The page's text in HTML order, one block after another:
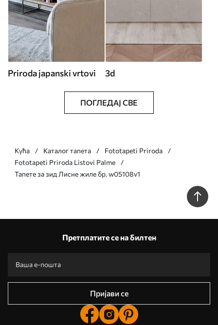
Priroda japanski vrtovi 3d
ПОГЛЕДАЈ СВЕ
Кућа Каталог тапета
Fototapeti Priroda
Fototapeti Priroda Listovi Palme
Тапете за зид Лисне жиле бр. w05108v1
Претплатите се на билтен
Пријави се